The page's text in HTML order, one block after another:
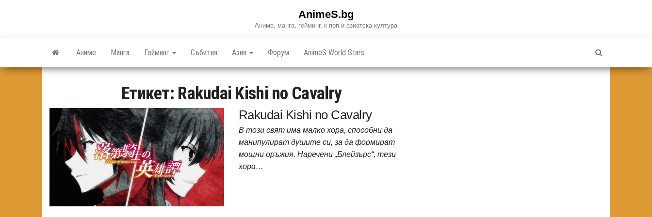
AnimeS.bg
Аниме, манга, гейминг, к-поп и азиатска култура
Аниме Манга Гейминг Събития Азия Форум AnimeS World Stars
Етикет: Rakudai Kishi no Cavalry
Rakudai Kishi no Cavalry
В този свят има малко хора, способни да
манипулират душите си, за да формират
мощни оръжия. Наречени „Блейзърс“, тези
хора…